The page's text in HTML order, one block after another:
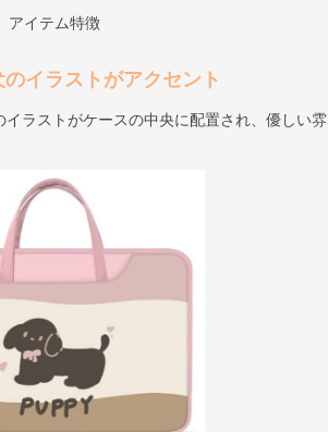
アイテム特徴
イラストがアクセント
イラストがケースの中央に配置され、優しい雰